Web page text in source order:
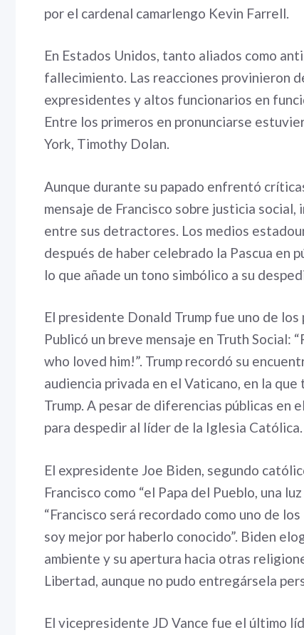
por el cardenal camarlengo Kevin Farrell.
En Estados Unidos, tanto aliados como
fallecimiento. Las reacciones provinieron
expresidentes y altos funcionarios en
Entre los primeros en pronunciarse
York, Timothy Dolan.
Aunque durante su papado enfrentó
mensaje de Francisco sobre justicia
entre sus detractores. Los medios
después de haber celebrado la Pascua en
lo que añade un tono simbólico a su
El presidente Donald Trump fue uno de
Publicó un breve mensaje en Truth Social:
who loved him!”. Trump recordó su
audiencia privada en el Vaticano, en la
Trump. A pesar de diferencias públicas en
para despedir al líder de la Iglesia Católica.
El expresidente Joe Biden, segundo
Francisco como “el Papa del Pueblo, una
“Francisco será recordado como uno de
soy mejor por haberlo conocido”. Biden
ambiente y su apertura hacia otras
Libertad, aunque no pudo entregársela
El vicepresidente JD Vance fue el último